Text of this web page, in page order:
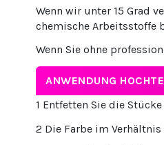
Wenn wir unter 15 Grad
chemische Arbeitsstoffe
Wenn Sie ohne
ANWENDUNG
1 Entfetten Sie die
2 Die Farbe im